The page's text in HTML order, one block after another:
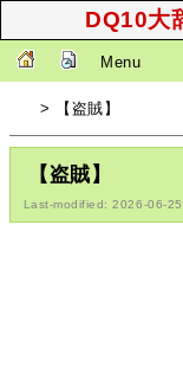
DQ10大
Menu
> 【盗賊】
【盗賊】
Last-modified: 2026-06-